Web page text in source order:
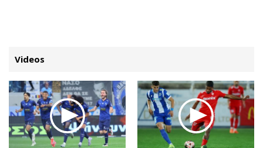
ΚΑΤΗΓΟΡΙΕΣ ΣΥΝΔΕΣΗ
Κύπρος
Παιδεία
Απόψεις
Αρθρογραφία
Videos